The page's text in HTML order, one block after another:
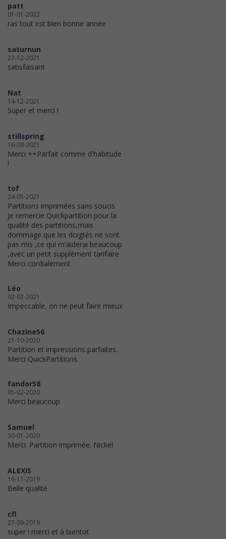
patt
01-01-2022
ras tout est bien bonne année
saturnun
27-12-2021
satisfaisant
Nat
14-12-2021
Super et merci !
stillspring
16-09-2021
Merci ++Parfait comme d'habitude
!
tof
24-05-2021
Partitions imprimées sans soucis
Je remercie Quickpartition pour la
qualité des partitions,mais
dommage que les doigtés ne sont
pas mis ,ce qui m'aiderai beaucoup
,avec un petit supplément tarifaire
Merci cordialement
Léo
02-02-2021
Impeccable, on ne peut faire mieux
Chazine56
21-10-2020
Partition et impressions parfaites.
Merci QuickPartitions.
fandor58
05-02-2020
Merci beaucoup
Samuel
30-01-2020
Merci. Partition imprimée. Nickel
ALEXIS
16-11-2019
Belle qualité
cfl
27-09-2019
super ! merci et à bientot